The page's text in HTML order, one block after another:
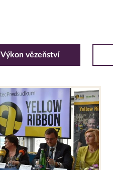
Výkon vězeňství